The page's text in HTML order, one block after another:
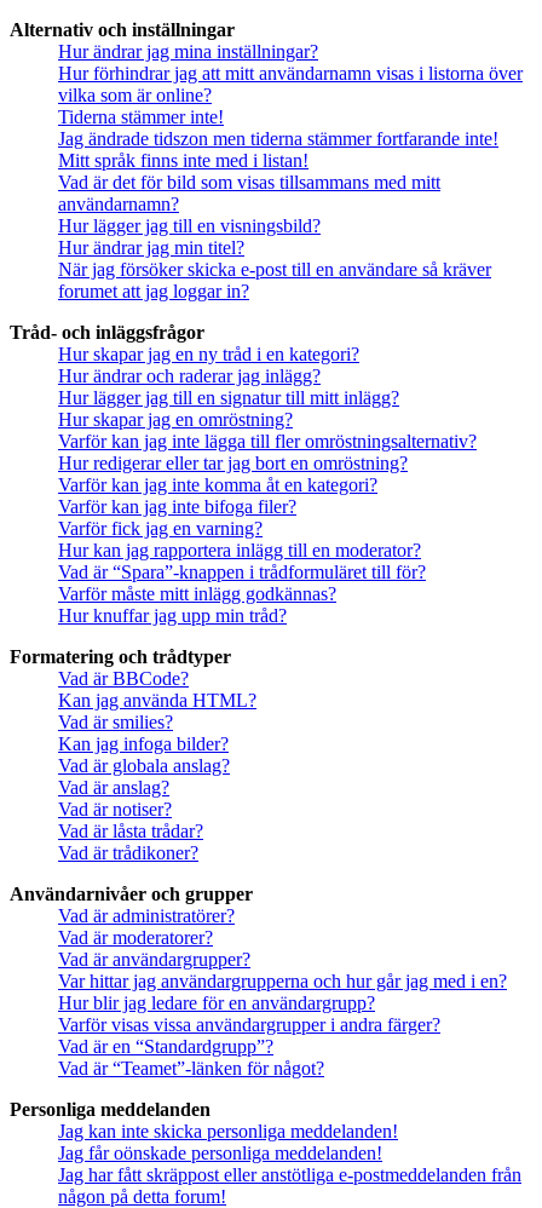
Alternativ och inställningar
Hur ändrar jag mina inställningar?
Hur förhindrar jag att mitt användarnamn visas i listorna över
vilka som är online?
Tiderna stämmer inte!
Jag ändrade tidszon men tiderna stämmer fortfarande inte!
Mitt språk finns inte med i listan!
Vad är det för bild som visas tillsammans med mitt
användarnamn?
Hur lägger jag till en visningsbild?
Hur ändrar jag min titel?
När jag försöker skicka e-post till en användare så kräver
forumet att jag loggar in?
Tråd- och inläggsfrågor
Hur skapar jag en ny tråd i en kategori?
Hur ändrar och raderar jag inlägg?
Hur lägger jag till en signatur till mitt inlägg?
Hur skapar jag en omröstning?
Varför kan jag inte lägga till fler omröstningsalternativ?
Hur redigerar eller tar jag bort en omröstning?
Varför kan jag inte komma åt en kategori?
Varför kan jag inte bifoga filer?
Varför fick jag en varning?
Hur kan jag rapportera inlägg till en moderator?
Vad är “Spara”-knappen i trådformuläret till för?
Varför måste mitt inlägg godkännas?
Hur knuffar jag upp min tråd?
Formatering och trådtyper
Vad är BBCode?
Kan jag använda HTML?
Vad är smilies?
Kan jag infoga bilder?
Vad är globala anslag?
Vad är anslag?
Vad är notiser?
Vad är låsta trådar?
Vad är trådikoner?
Användarnivåer och grupper
Vad är administratörer?
Vad är moderatorer?
Vad är användargrupper?
Var hittar jag användargrupperna och hur går jag med i en?
Hur blir jag ledare för en användargrupp?
Varför visas vissa användargrupper i andra färger?
Vad är en “Standardgrupp”?
Vad är “Teamet”-länken för något?
Personliga meddelanden
Jag kan inte skicka personliga meddelanden!
Jag får oönskade personliga meddelanden!
Jag har fått skräppost eller anstötliga e-postmeddelanden från
någon på detta forum!